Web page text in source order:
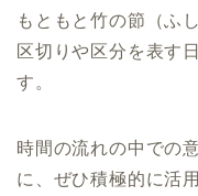
もともと竹の節（ふ
区切りや区分を表す
す。
時間の流れの中での
に、ぜひ積極的に活